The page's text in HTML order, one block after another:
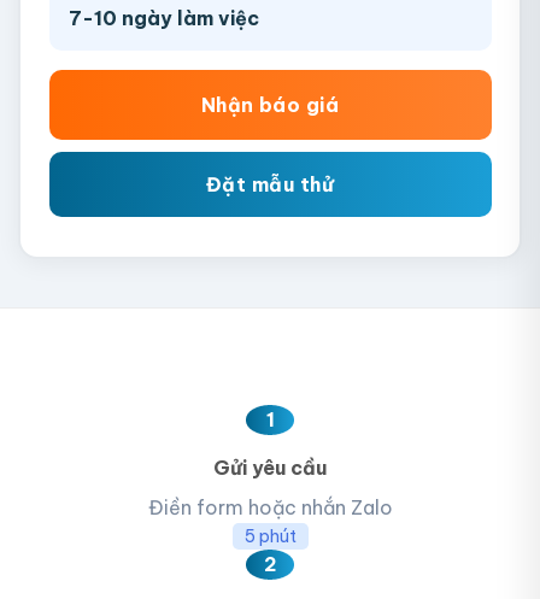
7-10 ngày làm việc
Nhận báo giá
Đặt mẫu thử
1
Gửi yêu cầu
Điền form hoặc nhắn Zalo
5 phút
2